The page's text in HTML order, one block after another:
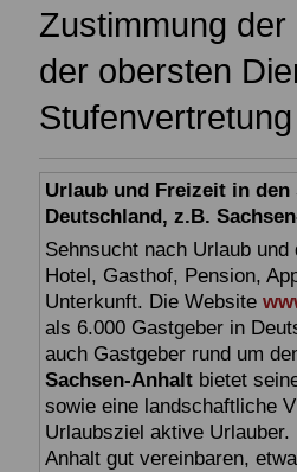
Zustimmung
der obersten
Urlaub und Freizeit in
Deutschland, z.B.
Sehnsucht nach Urlaub
Hotel, Gasthof, Pension,
Unterkunft. Die Website
als 6.000 Gastgeber in
auch Gastgeber rund um
Sachsen-Anhalt bietet
sowie eine landschaftliche
Urlaubsziel aktive
Anhalt gut vereinbaren,